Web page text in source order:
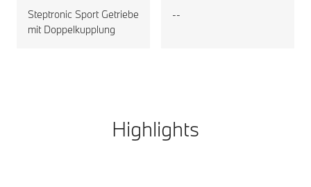
Steptronic Sport Getriebe
mit Doppelkupplung
--
Highlights